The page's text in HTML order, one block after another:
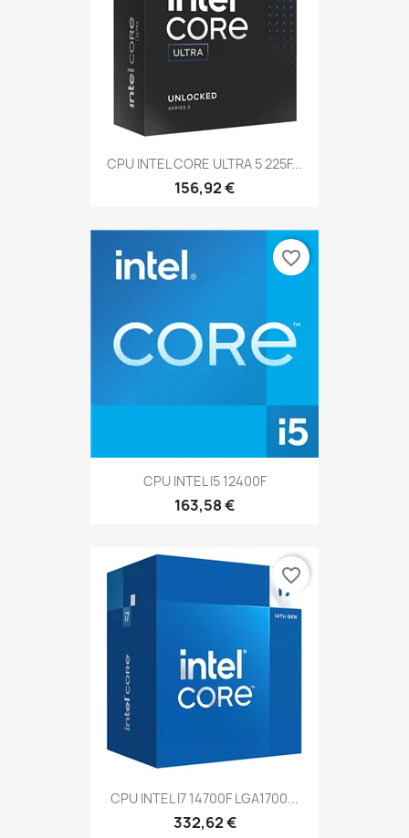
CPU INTEL CORE ULTRA 5 225F...
156,92 €
CPU INTEL I5 12400F
163,58 €
favorite_border
CPU INTEL I7 14700F LGA1700...
332,62 €
favorite_border